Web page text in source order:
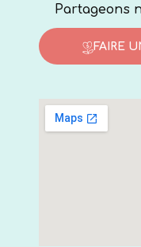
Partageons
FAIRE